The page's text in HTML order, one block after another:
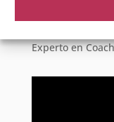
Experto en